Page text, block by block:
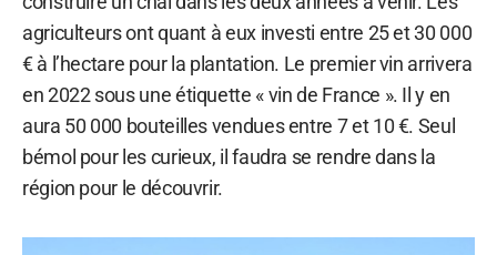
agriculteurs ont quant à eux investi entre 25 et 30 000
€ à l’hectare pour la plantation. Le premier vin arrivera
en 2022 sous une étiquette « vin de France ». Il y en
aura 50 000 bouteilles vendues entre 7 et 10 €. Seul
bémol pour les curieux, il faudra se rendre dans la
région pour le découvrir.